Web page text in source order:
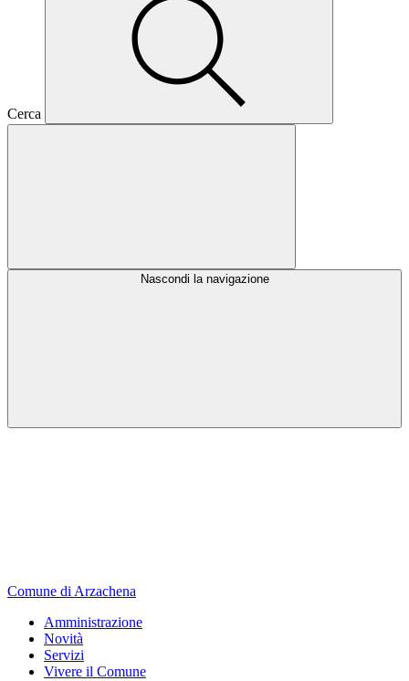
Cerca
Nascondi la navigazione
Comune di Arzachena
Amministrazione
Novità
Servizi
Vivere il Comune